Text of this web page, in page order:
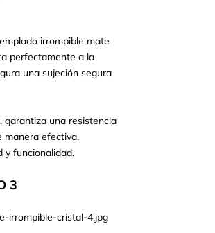
irrompible mate
perfectamente a la
una sujeción segura
garantiza una resistencia
manera efectiva,
y funcionalidad.
3